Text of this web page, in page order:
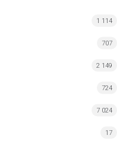
1 114
707
2 149
724
7 024
17